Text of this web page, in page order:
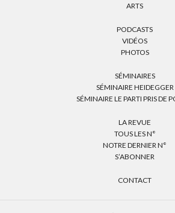
ARTS
PODCASTS
VIDÉOS
PHOTOS
SÉMINAIRES
SÉMINAIRE HEIDEGGER
SÉMINAIRE LE PARTI PRIS DE
LA REVUE
TOUS LES N°
NOTRE DERNIER N°
S’ABONNER
CONTACT